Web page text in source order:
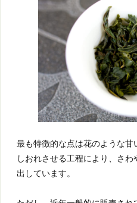
最も特徴的な点は花のような
しおれさせる工程により、さ
出しています。